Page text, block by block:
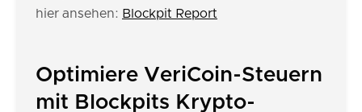
hier ansehen: Blockpit Report
Optimiere VeriCoin-Steuern
mit Blockpits Krypto-